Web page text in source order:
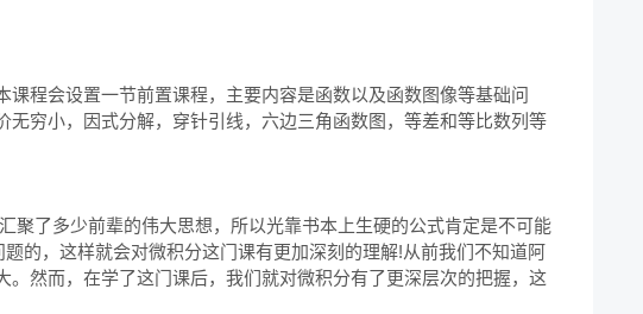
程会设置一节前置课程，主要内容是函数以及函数图像等基础问
穷小，因式分解，穿针引线，六边三角函数图，等差和等比数列等
聚了多少前辈的伟大思想，所以光靠书本上生硬的公式肯定是不可能
的，这样就会对微积分这门课有更加深刻的理解!从前我们不知道阿
然而，在学了这门课后，我们就对微积分有了更深层次的把握，这